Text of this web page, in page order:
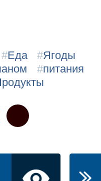
#Еда #Ягоды
#питания